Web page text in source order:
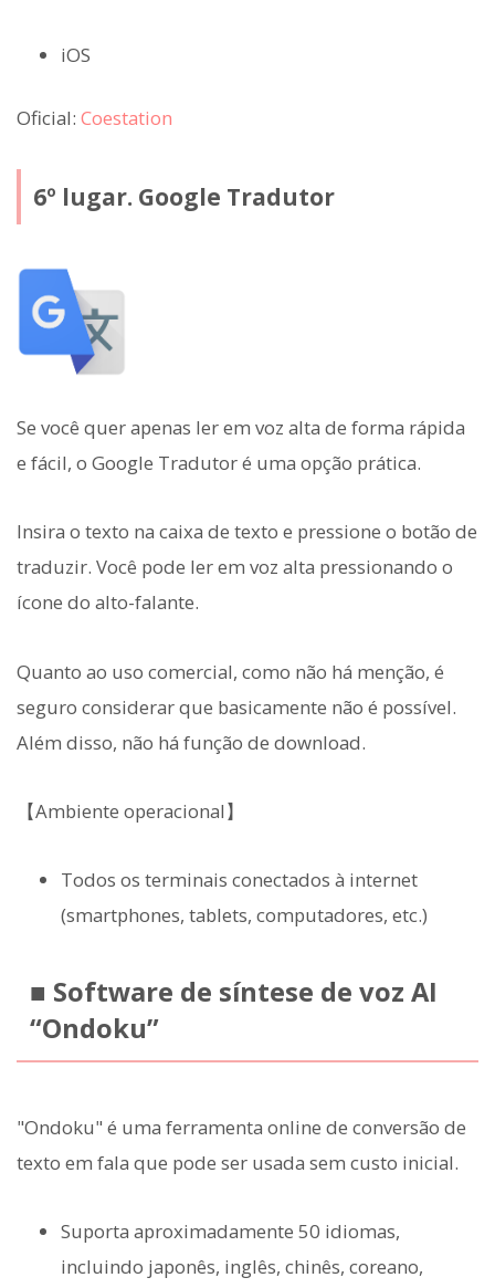
iOS
Oficial: Coestation
6º lugar. Google Tradutor
Se você quer apenas ler em voz alta de forma rápida
e fácil, o Google Tradutor é uma opção prática.
Insira o texto na caixa de texto e pressione o botão de
traduzir. Você pode ler em voz alta pressionando o
ícone do alto-falante.
Quanto ao uso comercial, como não há menção, é
seguro considerar que basicamente não é possível.
Além disso, não há função de download.
【Ambiente operacional】
Todos os terminais conectados à internet
(smartphones, tablets, computadores, etc.)
■ Software de síntese de voz AI
“Ondoku”
"Ondoku" é uma ferramenta online de conversão de
texto em fala que pode ser usada sem custo inicial.
Suporta aproximadamente 50 idiomas,
incluindo japonês, inglês, chinês, coreano,